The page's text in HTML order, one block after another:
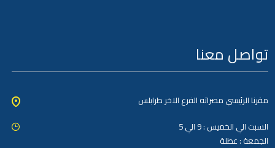
تواصل معنا
مقرنا الرئيسي مصراته الفرع الاخر طرابلس
السبت الي الخميس : 9 الي 5
الجمعة : عطلة